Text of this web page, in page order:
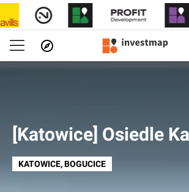
[Katowice] Osiedle
KATOWICE, BOGUCICE